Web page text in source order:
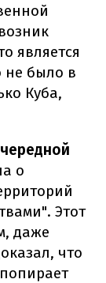
является
не было в
Куба,
о
Этот
даже
что